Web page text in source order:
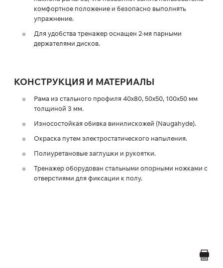
комфортное положение и безопасно выполнять
упражнение.
Для удобства тренажер оснащен 2-мя парными
держателями дисков.
КОНСТРУКЦИЯ И МАТЕРИАЛЫ
Рама из стального профиля 40х80, 50х50, 100х50 мм
толщиной 3 мм.
Износостойкая обивка винилискожей (Naugahyde).
Окраска путем электростатического напыления.
Полиуретановые заглушки и рукоятки.
Тренажер оборудован стальными опорными ножками с
отверстиями для фиксации к полу.